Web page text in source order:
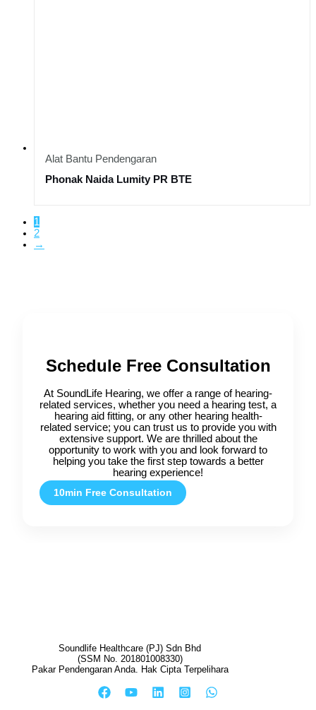
Alat Bantu Pendengaran
Phonak Naida Lumity PR BTE
1
2
→
Schedule Free Consultation
At SoundLife Hearing, we offer a range of hearing-
related services, whether you need a hearing test, a
hearing aid fitting, or any other hearing health-
related service; you can trust us to provide you with
extensive support. We are thrilled about the
opportunity to work with you and look forward to
helping you take the first step towards a better
hearing experience!
10min Free Consultation
Soundlife Healthcare (PJ) Sdn Bhd
(SSM No. 201801008330)
Pakar Pendengaran Anda. Hak Cipta Terpelihara